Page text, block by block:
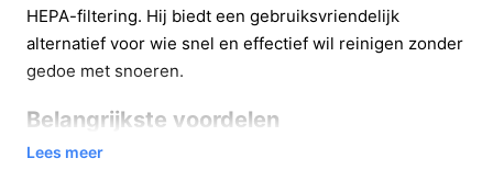
HEPA-filtering. Hij biedt een gebruiksvriendelijk
alternatief voor wie snel en effectief wil reinigen zonder
gedoe met snoeren.
Belangrijkste voordelen
Deze schoonmaker levert praktische voordelen die je
Lees meer